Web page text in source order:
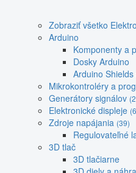
Zobraziť všetko
Arduino
Komponenty a
Dosky Arduino
Arduino
Mikrokontroléry a
Generátory signálov
Elektronické displeje
Zdroje napájania (39)
Regulovateľné
3D tlač
3D tlačiarne